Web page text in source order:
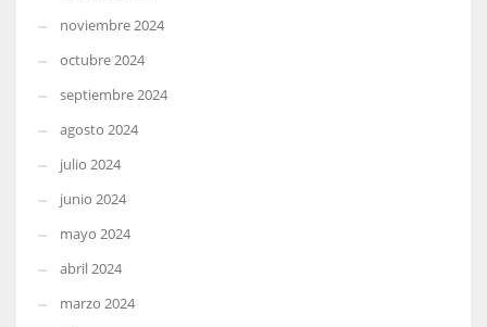
noviembre 2024
octubre 2024
septiembre 2024
agosto 2024
julio 2024
junio 2024
mayo 2024
abril 2024
marzo 2024